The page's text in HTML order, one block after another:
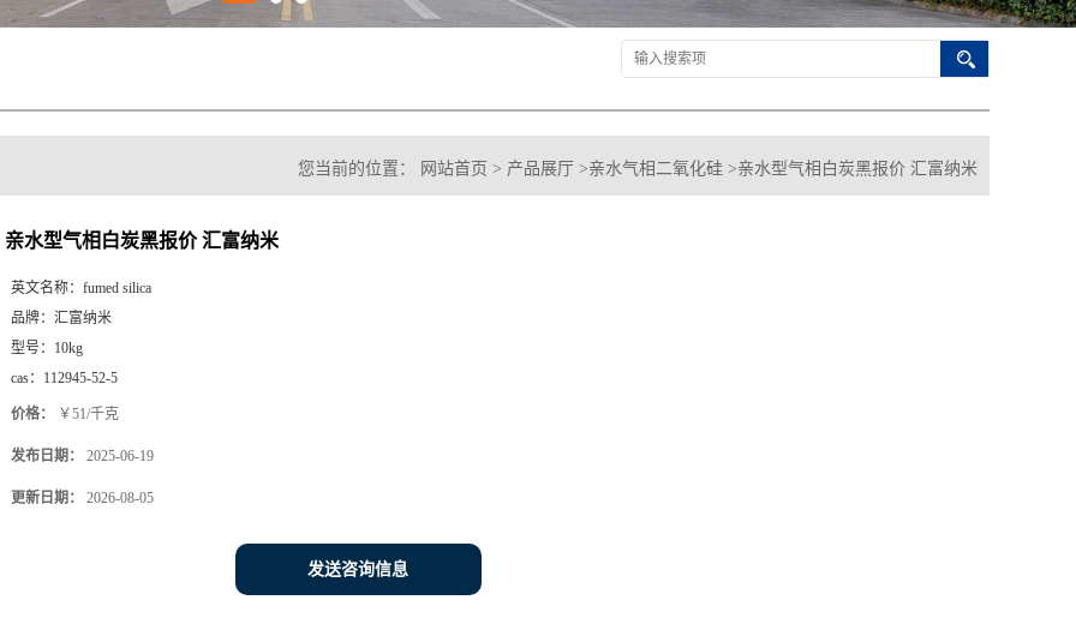
您当前的位置： 网站首页 > 产品展厅 >亲水气相二氧化硅 >亲水型气相白炭黑报价 汇富纳米
亲水型气相白炭黑报价 汇富纳米
英文名称： fumed silica
品牌： 汇富纳米
型号： 10kg
cas： 112945-52-5
价格： ￥51/千克
发布日期： 2025-06-19
更新日期： 2026-08-05
发送咨询信息